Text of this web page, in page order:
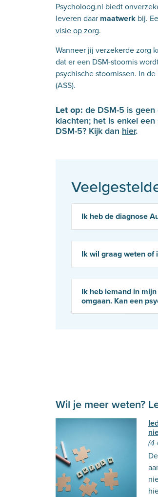
Psycholoog.nl biedt
leveren daar maatwerk bij.
visie op zorg.
Wanneer jij verzekerde zorg
dat er een DSM-stoornis
psychische stoornissen. In
(ASS).
Let op: de DSM-5 is
klachten; het is enkel
DSM-5? Kijk dan hier.
Ik heb de diagnose
Ik wil graag weten of
Ik heb iemand in
omgaan. Kan een
Wil je meer weten?